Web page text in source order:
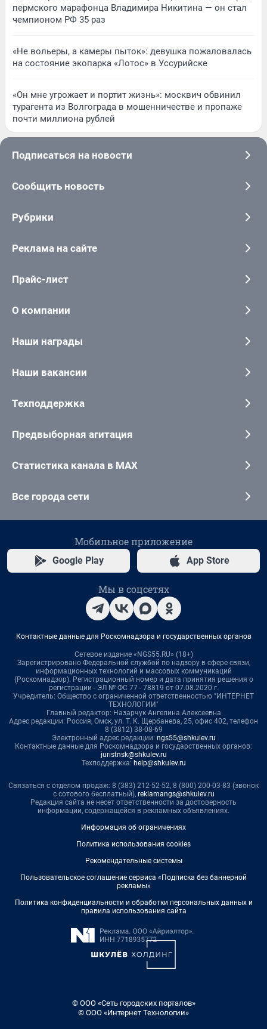
пермского марафонца Владимира Никитина — он стал
чемпионом РФ 35 раз
«Не вольеры, а камеры пыток»: девушка пожаловалась
на состояние экопарка «Лотос» в Уссурийске
«Он мне угрожает и портит жизнь»: москвич обвинил
турагента из Волгограда в мошенничестве и пропаже
почти миллиона рублей
Подписаться на новости
Сообщить новость
Рубрики
Реклама на сайте
Прайс-лист
О компании
Наши награды
Наши вакансии
Техподдержка
Предвыборная агитация
Статистика канала в MAX
Все города сети
Мобильное приложение
Google Play App Store
Мы в соцсетях
Контактные данные для Роскомнадзора и государственных органов
Сетевое издание «NGS55.RU» (18+)
Зарегистрировано Федеральной службой по надзору в сфере связи,
информационных технологий и массовых коммуникаций
(Роскомнадзор). Регистрационный номер и дата принятия решения о
регистрации - ЭЛ № ФС 77 - 78819 от 07.08.2020 г.
Учредитель: Общество с ограниченной ответственностью "ИНТЕРНЕТ
ТЕХНОЛОГИИ"
Главный редактор: Назарчук Ангелина Алексеевна
Адрес редакции: Россия, Омск, ул. Т. К. Щербанева, 25, офис 402, телефон
8 (3812) 38-08-69
Электронный адрес редакции: ngs55@shkulev.ru
Контактные данные для Роскомнадзора и государственных органов:
juristnsk@shkulev.ru
Техподдержка: help@shkulev.ru
Связаться с отделом продаж: 8 (383) 212-52-52, 8 (800) 200-03-83 (звонок
с сотового бесплатный), reklamangs@shkulev.ru
Редакция сайта не несет ответственности за достоверность
информации, содержащейся в рекламных объявлениях.
Информация об ограничениях
Политика использования cookies
Рекомендательные системы
Пользовательское соглашение сервиса «Подписка без баннерной
рекламы»
Политика конфиденциальности и обработки персональных данных и
правила использования сайта
© ООО «Сеть городских порталов»
© ООО «Интернет Технологии»